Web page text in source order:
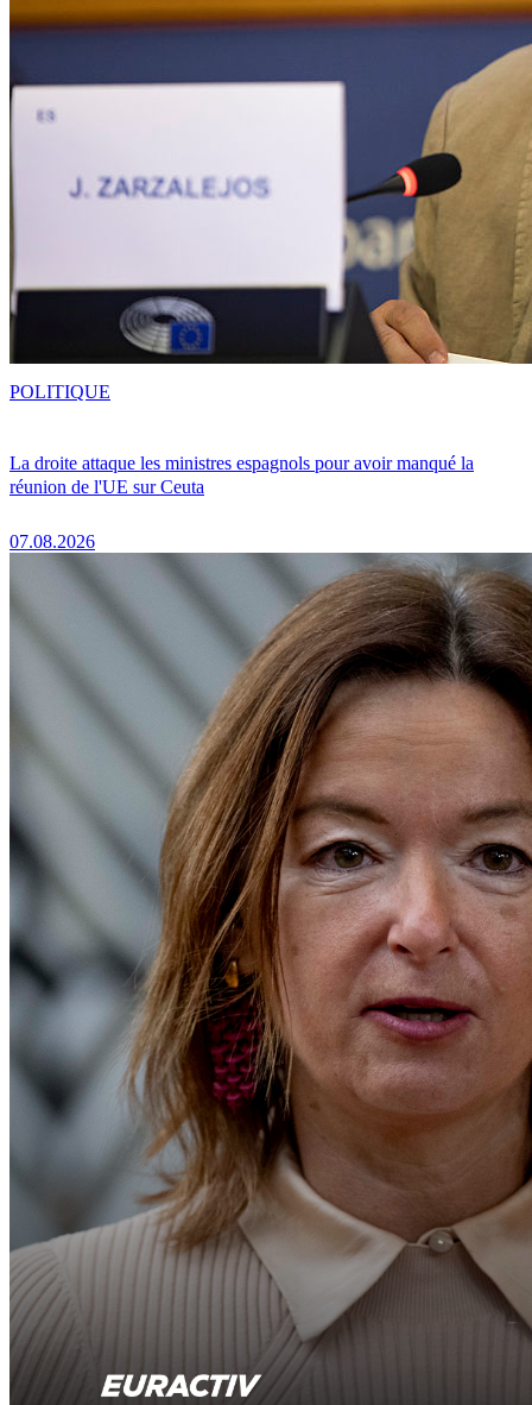
La droite attaque les ministres espagnols pour avoir manqué la
réunion de l'UE sur Ceuta
07.08.2026
POLITIQUE